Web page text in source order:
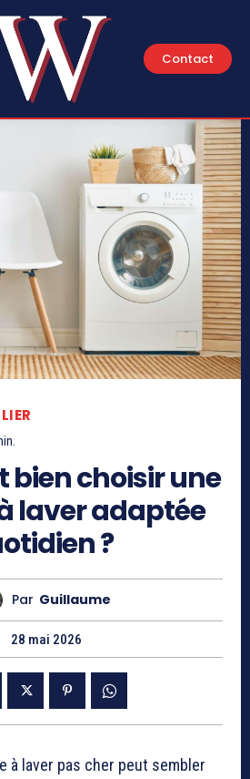
Contact
choisir une
laver adaptée
?
Par Guillaume
28 mai 2026
à laver pas cher peut sembler